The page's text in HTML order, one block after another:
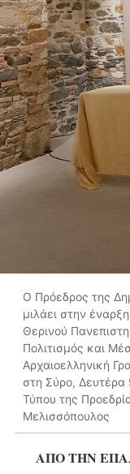
Ο Πρόεδρος της
μιλάει στην
Θερινού
Πολιτισμός και
Αρχαιοελληνική
στη Σύρο, Δευτέρα
Τύπου της
Μελισσόπουλος
ΑΠΟ ΤΗΝ